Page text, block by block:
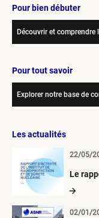
Pour bien débuter
Découvrir et
Pour tout savoir
Explorer notre base de
Les actualités
Le
22/05/
02/01/